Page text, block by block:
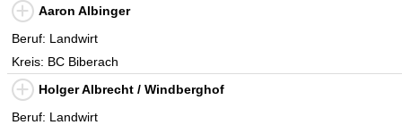
Aaron Albinger
Beruf: Landwirt
Kreis: BC Biberach
Holger Albrecht / Windberghof
Beruf: Landwirt